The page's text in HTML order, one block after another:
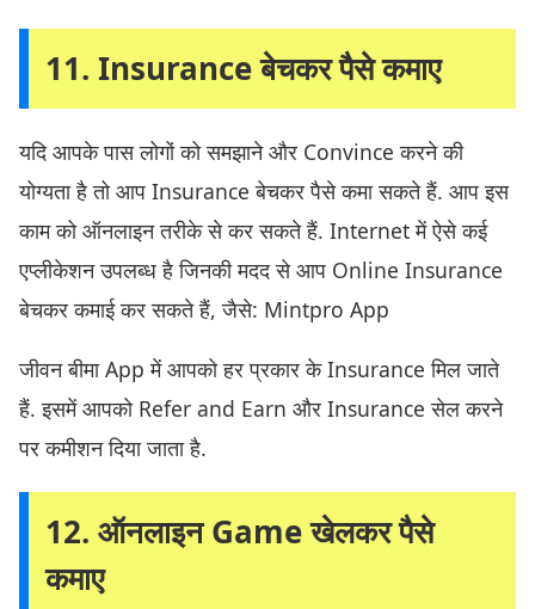
11. Insurance बेचकर पैसे कमाए
यदि आपके पास लोगों को समझाने और Convince करने की
योग्यता है तो आप Insurance बेचकर पैसे कमा सकते हैं. आप इस
काम को ऑनलाइन तरीके से कर सकते हैं. Internet में ऐसे कई
एप्लीकेशन उपलब्ध है जिनकी मदद से आप Online Insurance
बेचकर कमाई कर सकते हैं, जैसे: Mintpro App
जीवन बीमा App में आपको हर प्रकार के Insurance मिल जाते
हैं. इसमें आपको Refer and Earn और Insurance सेल करने
पर कमीशन दिया जाता है.
12. ऑनलाइन Game खेलकर पैसे
कमाए